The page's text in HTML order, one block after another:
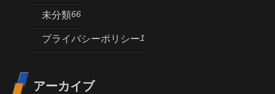
未分類66
プライバシーポリシー1
アーカイブ